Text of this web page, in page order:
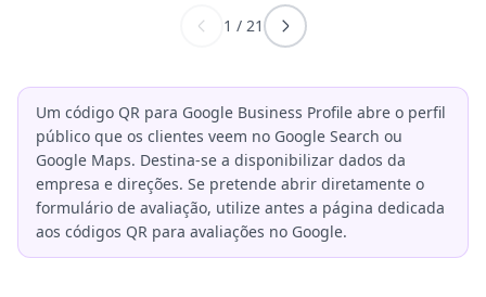
1 / 21
Um código QR para Google Business Profile abre o perfil
público que os clientes veem no Google Search ou
Google Maps. Destina-se a disponibilizar dados da
empresa e direções. Se pretende abrir diretamente o
formulário de avaliação, utilize antes a página dedicada
aos códigos QR para avaliações no Google.